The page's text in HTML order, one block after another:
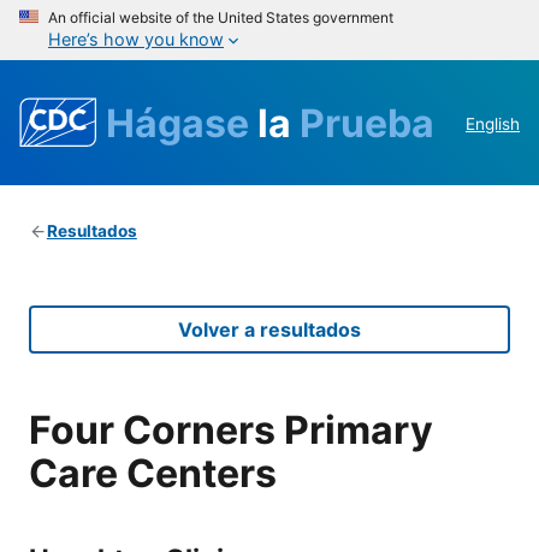
An official website of the United States government
Here’s how you know
Hágase la Prueba English
Resultados
Volver a resultados
Four Corners Primary
Care Centers